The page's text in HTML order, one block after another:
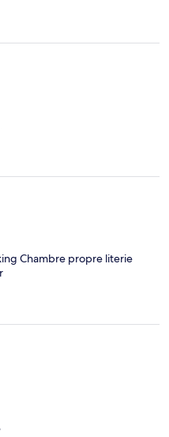
Chambre propre literie